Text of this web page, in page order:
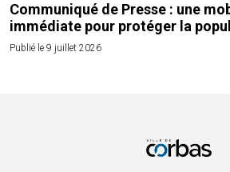
Communiqué de Presse : une
immédiate pour protéger la
Publié le 9 juillet 2026